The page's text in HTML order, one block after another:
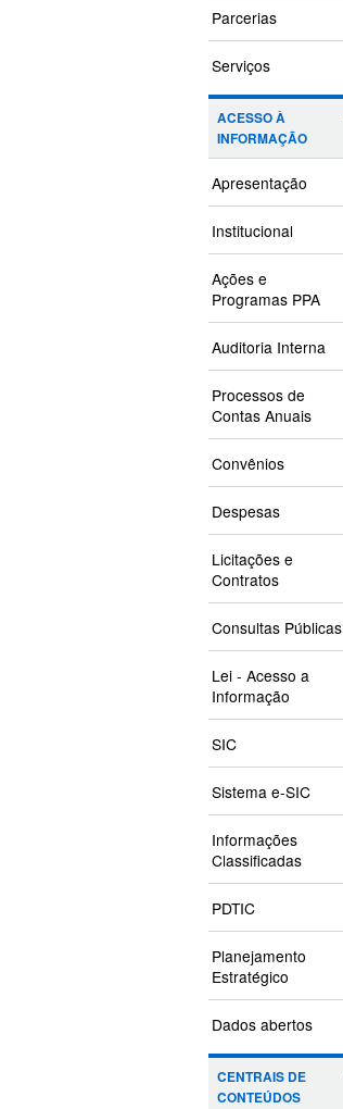
Parcerias
Serviços
ACESSO À
INFORMAÇÃO
Apresentação
Institucional
Ações e
Programas PPA
Auditoria Interna
Processos de
Contas Anuais
Convênios
Despesas
Licitações e
Contratos
Consultas Públicas
Lei - Acesso a
Informação
SIC
Sistema e-SIC
Informações
Classificadas
PDTIC
Planejamento
Estratégico
Dados abertos
CENTRAIS DE
CONTEÚDOS